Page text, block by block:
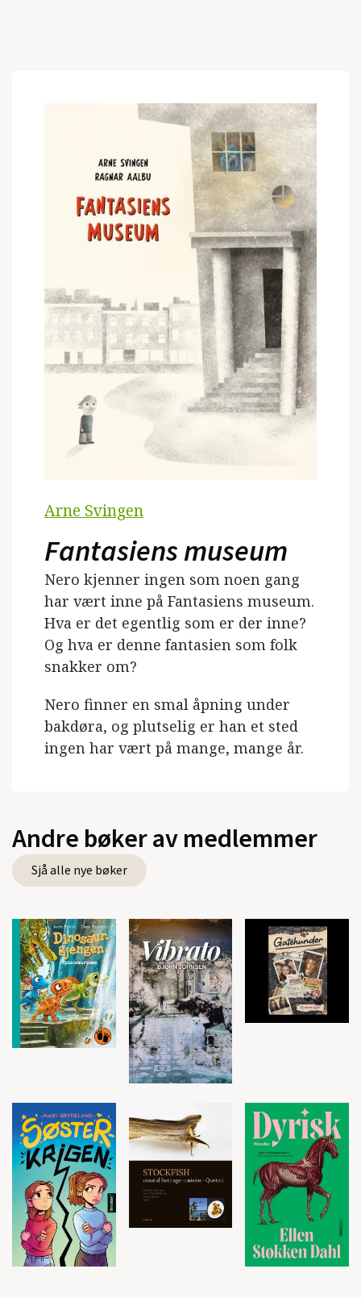
Arne Svingen
Fantasiens museum
Nero kjenner ingen som noen gang
har vært inne på Fantasiens museum.
Hva er det egentlig som er der inne?
Og hva er denne fantasien som folk
snakker om?
Nero finner en smal åpning under
bakdøra, og plutselig er han et sted
ingen har vært på mange, mange år.
Andre bøker av medlemmer
Sjå alle nye bøker